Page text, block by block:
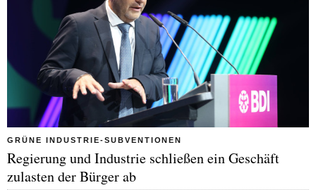
GRÜNE INDUSTRIE-SUBVENTIONEN
Regierung und Industrie schließen ein Geschäft
zulasten der Bürger ab